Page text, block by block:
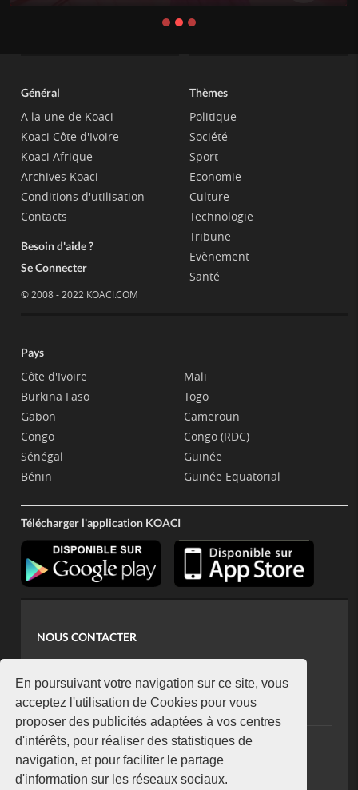
En poursuivant votre navigation sur ce site, vous
acceptez l'utilisation de Cookies pour vous
proposer des publicités adaptées à vos centres
d'intérêts, pour réaliser des statistiques de
navigation, et pour faciliter le partage
d'information sur les réseaux sociaux.
Général
A la une de Koaci
Koaci Côte d'Ivoire
Koaci Afrique
Archives Koaci
Conditions d'utilisation
Contacts
Besoin d'aide ?
Se Connecter
© 2008 - 2022 KOACI.COM
Thèmes
Politique
Société
Sport
Economie
Culture
Technologie
Tribune
Evènement
Santé
Pays
Côte d'Ivoire
Burkina Faso
Gabon
Congo
Sénégal
Bénin
Mali
Togo
Cameroun
Congo (RDC)
Guinée
Guinée Equatorial
Télécharger l'application KOACI
NOUS CONTACTER
koaci@yahoo.fr
+225 07 08 85 52 93
NEWSLETTER
Restez connecté via notre newsletter